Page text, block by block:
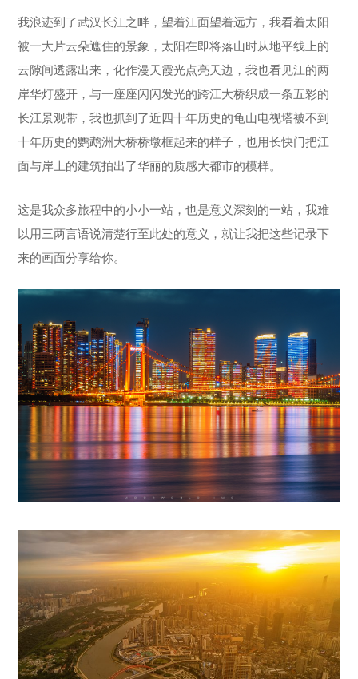
我浪迹到了武汉长江之畔，望着江面望着远方，我看着太阳
被一大片云朵遮住的景象，太阳在即将落山时从地平线上的
云隙间透露出来，化作漫天霞光点亮天边，我也看见江的两
岸华灯盛开，与一座座闪闪发光的跨江大桥织成一条五彩的
长江景观带，我也抓到了近四十年历史的龟山电视塔被不到
十年历史的鹦鹉洲大桥桥墩框起来的样子，也用长快门把江
面与岸上的建筑拍出了华丽的质感大都市的模样。
这是我众多旅程中的小小一站，也是意义深刻的一站，我难
以用三两言语说清楚行至此处的意义，就让我把这些记录下
来的画面分享给你。